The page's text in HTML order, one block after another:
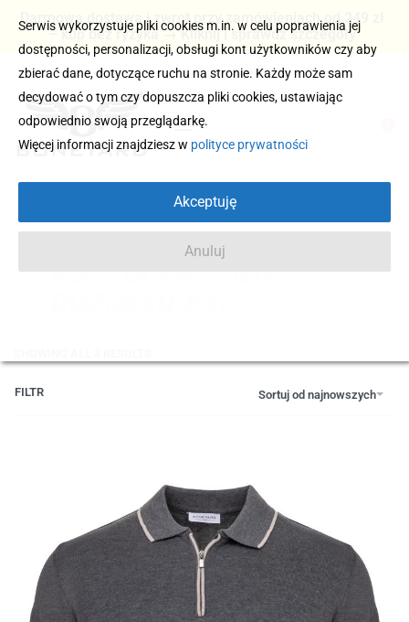
Darmowa dostawa i zwrot przy zamówieniach od 249 zł
– kup bez ryzyka → Kliknij i sprawdź szczegóły
KOSZULKA POLO
Sortuj od najnowszych
FILTR
Serwis wykorzystuje pliki cookies m.in. w celu poprawienia jej
dostępności, personalizacji, obsługi kont użytkowników czy aby
zbierać dane, dotyczące ruchu na stronie. Każdy może sam
decydować o tym czy dopuszcza pliki cookies, ustawiając
odpowiednio swoją przeglądarkę.
Więcej informacji znajdziesz w polityce prywatności
Akceptuję
Anuluj